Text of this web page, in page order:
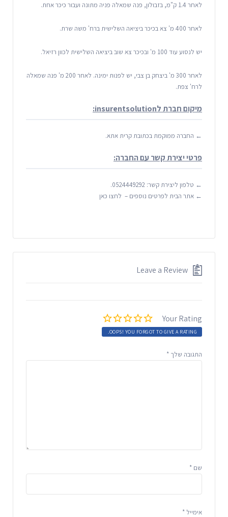
לאחר 1.4 ק"מ, בזבולון, פנה שמאלה פניה מתונה ועבור כיכר אחת.
לאחר 400 מ' צא בכיכר ביציאה השלישית ברח' משה שרת.
יש לנסוע עוד 100 מ' ובכיכר צא שוב ביציאה השלישית לכוון רזיאל.
לאחר 300 מ' ביצחק בן צבי, יש לפנות ימינה. לאחר 200 מ' פנה שמאלה
לרח' צפת.
מיקום חברת לinsurentsolution:
← החברה ממוקמת בכתובת קרית אתא.
פרטי יצירת קשר עם החברה:
← טלפון ליצירת קשר: 0524449292.
← אתר הבית לפרטים נוספים – לחצו כאן
Leave a Review
Your Rating
OOPS! YOU FORGOT TO GIVE A RATING.
התגובה שלך *
שם *
אימייל *